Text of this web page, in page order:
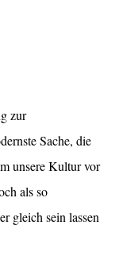
zur
Sache, die
unsere Kultur vor
als so
gleich sein lassen